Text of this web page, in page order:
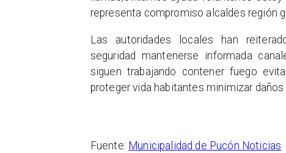
representa compromiso alcaldes región
Las autoridades locales han
seguridad mantenerse informada
siguen trabajando contener fuego
proteger vida habitantes minimizar daños
Fuente: Municipalidad de Pucón Noticias